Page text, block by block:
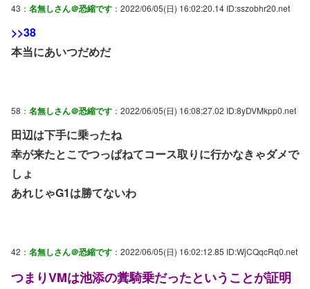
43： 名無しさん＠恐縮です ：2022/06/05(日) 16:02:20.14 ID:sszobhr20.net
>>38
本当にあいつだめだ
58： 名無しさん＠恐縮です ：2022/06/05(日) 16:08:27.02 ID:8yDVMkpp0.net
田辺は下手に乗ったね
幸が来たとこでつっぱねてコース取りに行かなきゃダメで
しょ
あれじゃG1は勝てないわ
42： 名無しさん＠恐縮です ：2022/06/05(日) 16:02:12.85 ID:WjCQqcRq0.net
つまりVMは池添の糞騎乗だったということが証明